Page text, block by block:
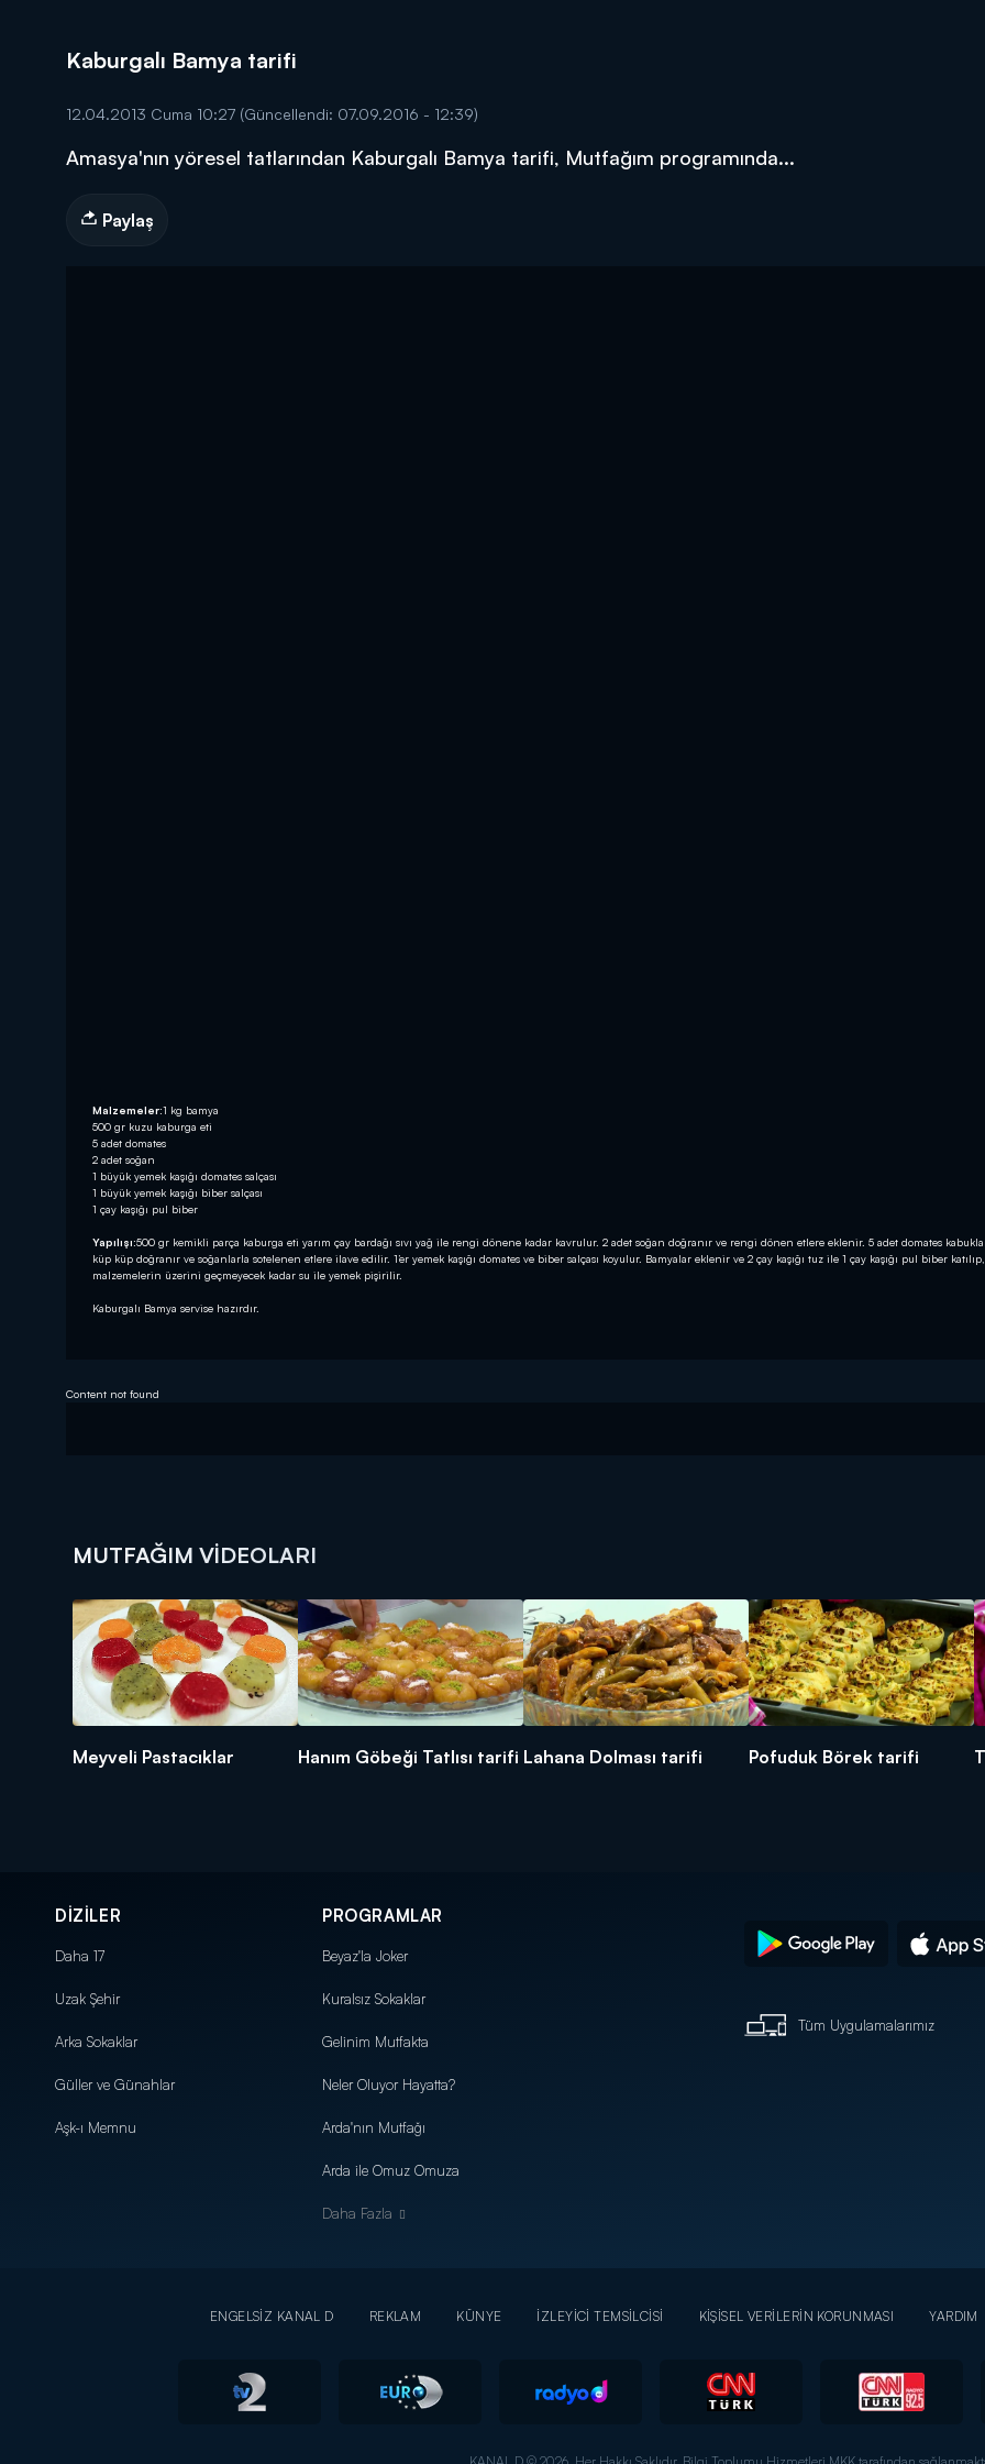
DİĞER SONUÇLAR
Kaburgalı Bamya tarifi
12.04.2013 Cuma 10:27 (Güncellendi: 07.09.2016 - 12:39)
Amasya'nın yöresel tatlarından Kaburgalı Bamya tarifi, Mutfağım programında...
Paylaş
Malzemeler:1 kg bamya
500 gr kuzu kaburga eti
5 adet domates
2 adet soğan
1 büyük yemek kaşığı domates salçası
1 büyük yemek kaşığı biber salçası
1 çay kaşığı pul biber
Yapılışı:500 gr kemikli parça kaburga eti yarım çay bardağı sıvı yağ ile rengi dönene kadar kavrulur. 2 adet soğan doğranır ve rengi dönen etlere eklenir. 5 adet domates
küp küp doğranır ve soğanlarla sotelenen etlere ilave edilir. 1’er yemek kaşığı domates ve biber salçası koyulur. Bamyalar eklenir ve 2 çay kaşığı tuz ile 1 çay kaşığı pul biber katılıp,
malzemelerin üzerini geçmeyecek kadar su ile yemek pişirilir.
Kaburgalı Bamya servise hazırdır.
Content not found
MUTFAĞIM VIDEOLARI
Meyveli Pastacıklar Hanım Göbeği Tatlısı tarifi Lahana Dolması tarifi Pofuduk Börek tarifi
DİZİLER
Daha 17
Uzak Şehir
Arka Sokaklar
Güller ve Günahlar
Aşk-ı Memnu
PROGRAMLAR
Beyaz'la Joker
Kuralsız Sokaklar
Gelinim Mutfakta
Neler Oluyor Hayatta?
Arda'nın Mutfağı
Arda ile Omuz Omuza
Daha Fazla
Tüm Uygulamalarımız
ENGELSİZ KANAL D REKLAM KÜNYE İZLEYİCİ TEMSİLCİSİ KİŞİSEL VERİLERİN KORUNMASI YARDIM